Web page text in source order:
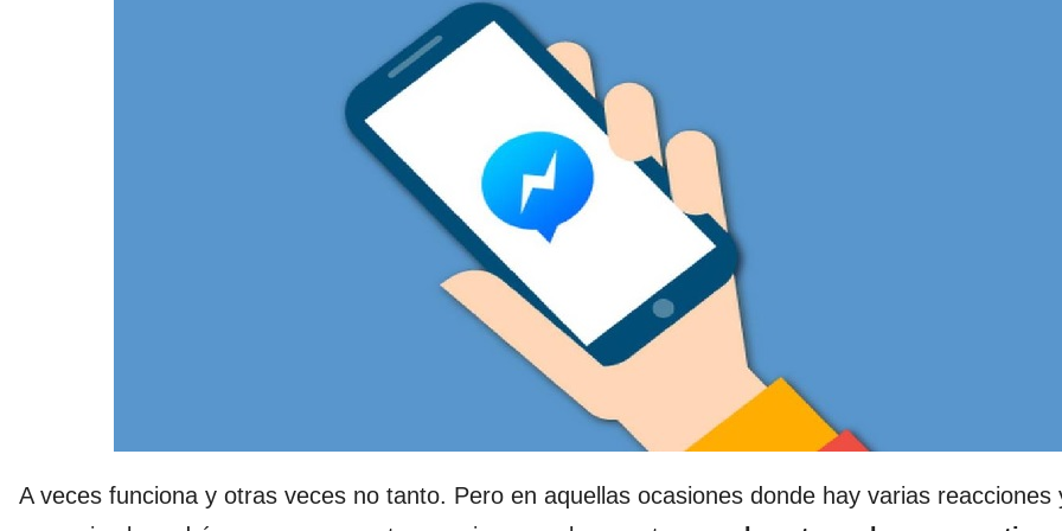
A veces funciona y otras veces no tanto. Pero en aquellas ocasiones donde hay varias reacciones